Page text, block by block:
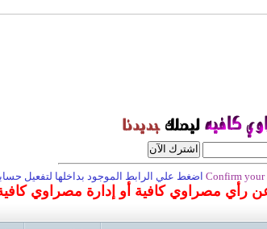
Confirm your اضغط علي الرابط الموجود بداخلها لتفعيل
عن رأي مصراوي كافية أو إدارة مصراوي